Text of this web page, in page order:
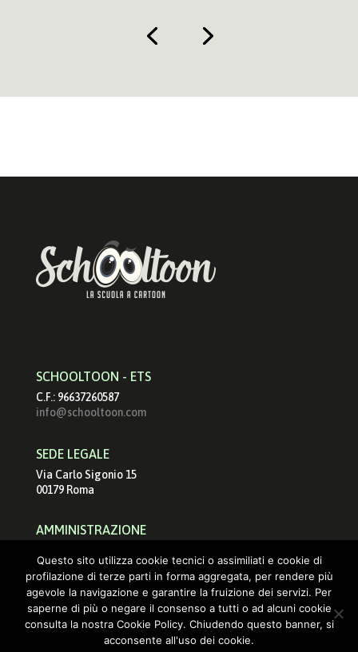
SCHOOLTOON - ETS
C.F.: 96637260587
info@schooltoon.com
SEDE LEGALE
Via Carlo Sigonio 15
00179 Roma
AMMINISTRAZIONE
info@schooltoon.com
Questo sito utilizza cookie tecnici o assimiliati e cookie di
profilazione di terze parti in forma aggregata, per rendere più
agevole la navigazione e garantire la fruizione dei servizi. Per
saperne di più o negare il consenso a tutti o ad alcuni cookie
consulta la nostra Cookie Policy. Chiudendo questo banner, si
acconsente all'uso dei cookie.